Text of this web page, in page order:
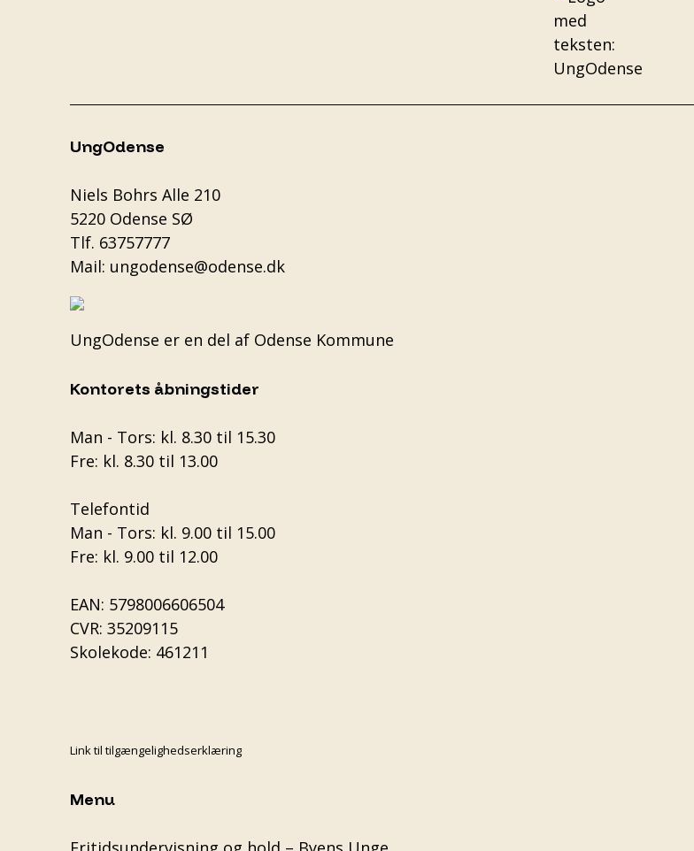
UngOdense
Niels Bohrs Alle 210
5220 Odense SØ
Tlf. 63757777
Mail: ungodense@odense.dk
UngOdense er en del af Odense Kommune
Kontorets åbningstider
Man - Tors: kl. 8.30 til 15.30
Fre: kl. 8.30 til 13.00
Telefontid
Man - Tors: kl. 9.00 til 15.00
Fre: kl. 9.00 til 12.00
EAN: 5798006606504
CVR: 35209115
Skolekode: 461211
Link til tilgængelighedserklæring
Menu